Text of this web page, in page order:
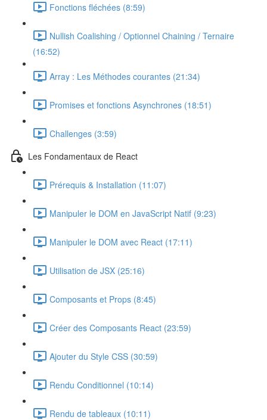
Fonctions fléchées (8:59)
Nullish Coalishing / Optionnel Chaining / Ternaire
(16:52)
Array : Les Méthodes courantes (21:34)
Promises et fonctions Asynchrones (18:51)
Challenges (3:59)
Les Fondamentaux de React
Prérequis & Installation (11:07)
Manipuler le DOM en JavaScript Natif (9:23)
Manipuler le DOM avec React (17:11)
Utilisation de JSX (25:16)
Composants et Props (8:45)
Créer des Composants React (23:59)
Ajouter du Style CSS (30:59)
Rendu Conditionnel (10:14)
Rendu de tableaux (10:11)